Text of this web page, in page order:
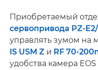
Приобретаемый
сервопривода PZ-
управлять зумом на
IS USM Z и RF 70-
удобства камера